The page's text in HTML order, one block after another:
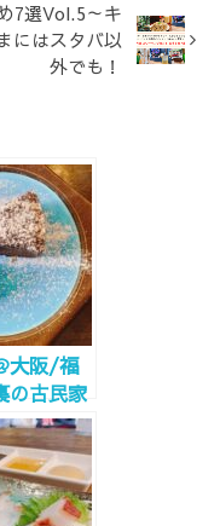
7選Vol.5～キ
にはスタバ以
外でも！
大阪/福
の古民家
スカレー
～